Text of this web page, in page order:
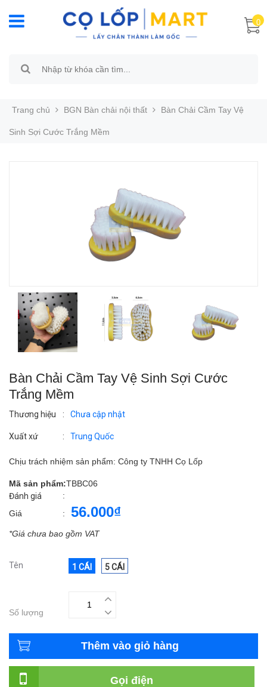
0
Trang chủ BGN Bàn chải nội thất Bàn Chải Cầm Tay Vệ
Sinh Sợi Cước Trắng Mềm
Bàn Chải Cầm Tay Vệ Sinh Sợi Cước
Trắng Mềm
Thương hiệu : Chưa cập nhật
Xuất xứ : Trung Quốc
Chịu trách nhiệm sản phẩm: Công ty TNHH Cọ Lốp
Mã sản phẩm:TBBC06
Đánh giá
:
Giá
: 56.000₫
*Giá chưa bao gồm VAT
Tên 1 CÁI 5 CÁI
Số lượng
Thêm vào giỏ hàng
Gọi điện